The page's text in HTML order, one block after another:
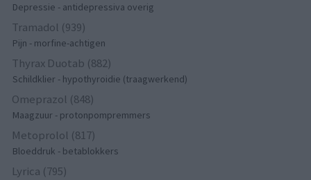
Depressie - antidepressiva overig
Tramadol (939)
Pijn - morfine-achtigen
Thyrax Duotab (882)
Schildklier - hypothyroidie (traagwerkend)
Omeprazol (848)
Maagzuur - protonpompremmers
Metoprolol (817)
Bloeddruk - betablokkers
Lyrica (795)